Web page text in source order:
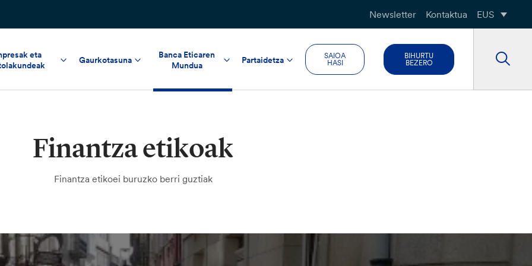
Newsletter Kontaktua EUS
eta
Gaurkotasuna
Banca Eticaren
Mundua
Partaidetza
SAIOA
HASI
BIHURTU
BEZERO
Finantza etikoak
Finantza etikoei buruzko berri guztiak